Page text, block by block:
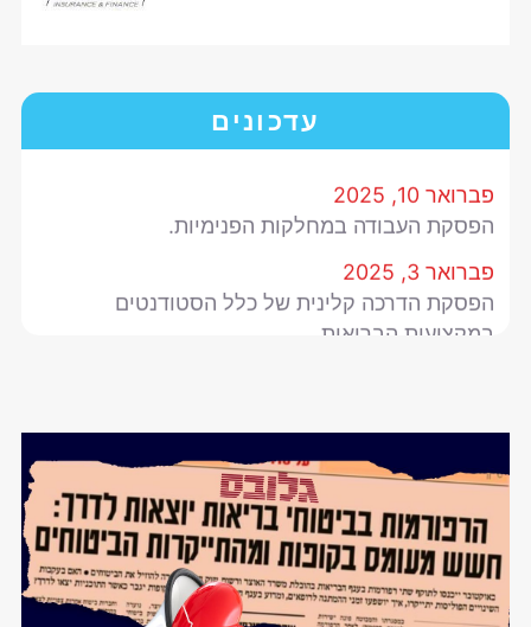
עדכונים
הפסקת העבודה במחלקות הפנימיות.
הפסקת הדרכה קלינית של כלל הסטודנטים
במקצועות הבריאות.
מאי 17, 2024
עמותת מקצועות הבריאות מזמינה אתכן להנות